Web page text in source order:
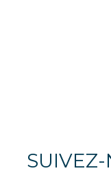
SUIVEZ-